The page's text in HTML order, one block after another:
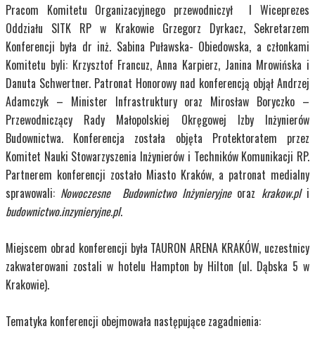
Pracom Komitetu Organizacyjnego przewodniczył I Wiceprezes
Oddziału SITK RP w Krakowie Grzegorz Dyrkacz, Sekretarzem
Konferencji była dr inż. Sabina Puławska- Obiedowska, a członkami
Komitetu byli: Krzysztof Francuz, Anna Karpierz, Janina Mrowińska i
Danuta Schwertner. Patronat Honorowy nad konferencją objął Andrzej
Adamczyk – Minister Infrastruktury oraz Mirosław Boryczko –
Przewodniczący Rady Małopolskiej Okręgowej Izby Inżynierów
Budownictwa. Konferencja została objęta Protektoratem przez
Komitet Nauki Stowarzyszenia Inżynierów i Techników Komunikacji RP.
Partnerem konferencji zostało Miasto Kraków, a patronat medialny
sprawowali: Nowoczesne Budownictwo Inżynieryjne oraz krakow.pl i
budownictwo.inzynieryjne.pl.
Miejscem obrad konferencji była TAURON ARENA KRAKÓW, uczestnicy
zakwaterowani zostali w hotelu Hampton by Hilton (ul. Dąbska 5 w
Krakowie).
Tematyka konferencji obejmowała następujące zagadnienia: